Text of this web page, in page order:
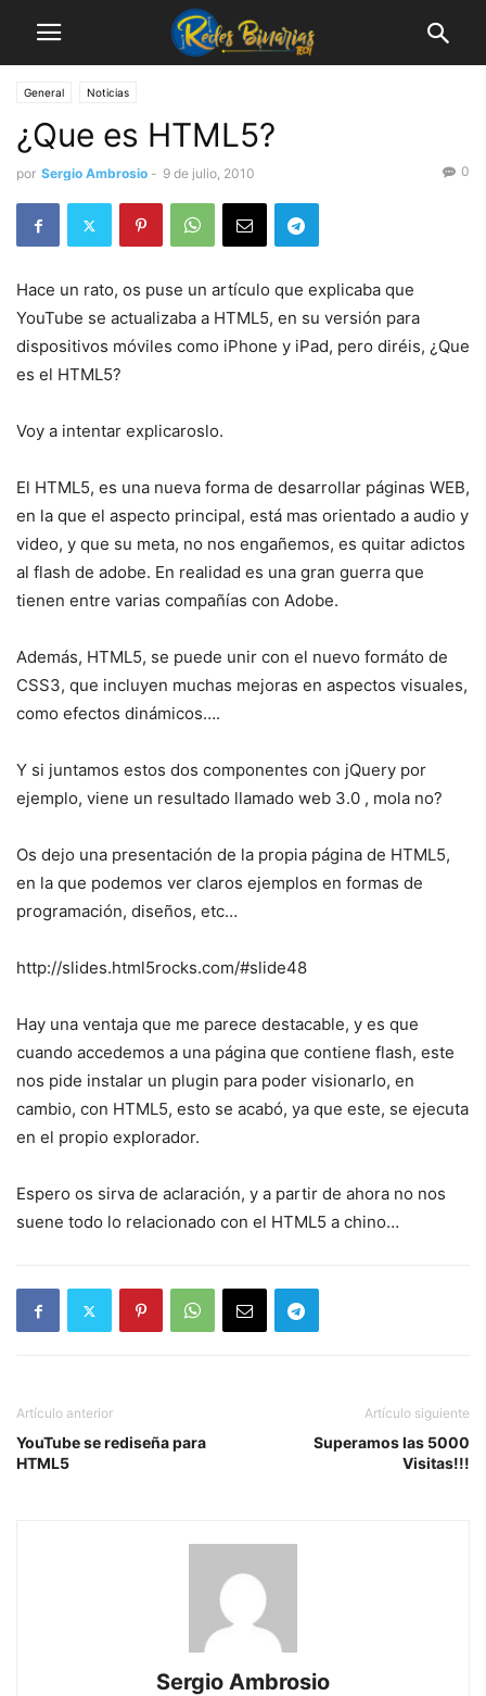
General Noticias
¿Que es HTML5?
por Sergio Ambrosio - 9 de julio, 2010 0
Hace un rato, os puse un artículo que explicaba que
YouTube se actualizaba a HTML5, en su versión para
dispositivos móviles como iPhone y iPad, pero diréis, ¿Que
es el HTML5?
Voy a intentar explicaroslo.
El HTML5, es una nueva forma de desarrollar páginas WEB,
en la que el aspecto principal, está mas orientado a audio y
video, y que su meta, no nos engañemos, es quitar adictos
al flash de adobe. En realidad es una gran guerra que
tienen entre varias compañías con Adobe.
Además, HTML5, se puede unir con el nuevo formáto de
CSS3, que incluyen muchas mejoras en aspectos visuales,
como efectos dinámicos….
Y si juntamos estos dos componentes con jQuery por
ejemplo, viene un resultado llamado web 3.0 , mola no?
Os dejo una presentación de la propia página de HTML5,
en la que podemos ver claros ejemplos en formas de
programación, diseños, etc…
http://slides.html5rocks.com/#slide48
Hay una ventaja que me parece destacable, y es que
cuando accedemos a una página que contiene flash, este
nos pide instalar un plugin para poder visionarlo, en
cambio, con HTML5, esto se acabó, ya que este, se ejecuta
en el propio explorador.
Espero os sirva de aclaración, y a partir de ahora no nos
suene todo lo relacionado con el HTML5 a chino…
Artículo anterior
YouTube se rediseña para
HTML5
Artículo siguiente
Superamos las 5000
Visitas!!!
Sergio Ambrosio